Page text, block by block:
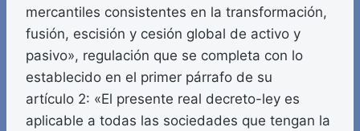
mercantiles consistentes en la transformación,
fusión, escisión y cesión global de activo y
pasivo», regulación que se completa con lo
establecido en el primer párrafo de su
artículo 2: «El presente real decreto-ley es
aplicable a todas las sociedades que tengan la